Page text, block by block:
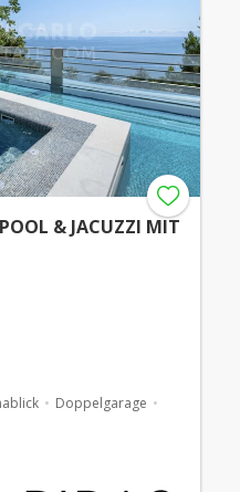
& JACUZZI MIT
Doppelgarage